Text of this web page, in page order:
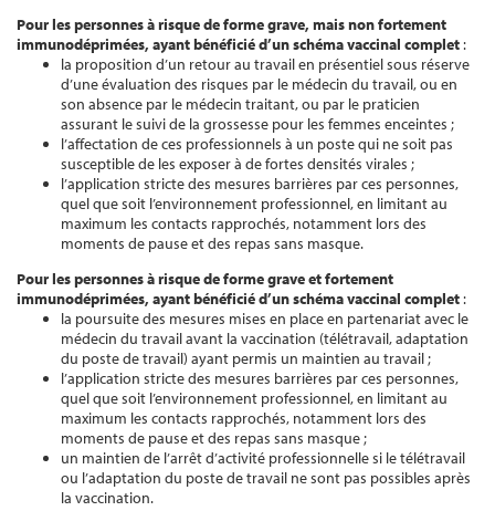
Pour les personnes à risque de forme grave, mais non fortement
immunodéprimées, ayant bénéficié d’un schéma vaccinal complet:
la proposition d’un retour au travail en présentiel sous réserve
d’une évaluation des risques par le médecin du travail, ou en
son absence par le médecin traitant, ou par le praticien
assurant le suivi de la grossesse pour les femmes enceintes ;
l’affectation de ces professionnels à un poste qui ne soit pas
susceptible de les exposer à de fortes densités virales ;
l’application stricte des mesures barrières par ces personnes,
quel que soit l’environnement professionnel, en limitant au
maximum les contacts rapprochés, notamment lors des
moments de pause et des repas sans masque.
Pour les personnes à risque de forme grave et fortement
immunodéprimées, ayant bénéficié d’un schéma vaccinal complet:
la poursuite des mesures mises en place en partenariat avec le
médecin du travail avant la vaccination (télétravail, adaptation
du poste de travail) ayant permis un maintien au travail ;
l’application stricte des mesures barrières par ces personnes,
quel que soit l’environnement professionnel, en limitant au
maximum les contacts rapprochés, notamment lors des
moments de pause et des repas sans masque ;
un maintien de l’arrêt d’activité professionnelle si le télétravail
ou l’adaptation du poste de travail ne sont pas possibles après
la vaccination.